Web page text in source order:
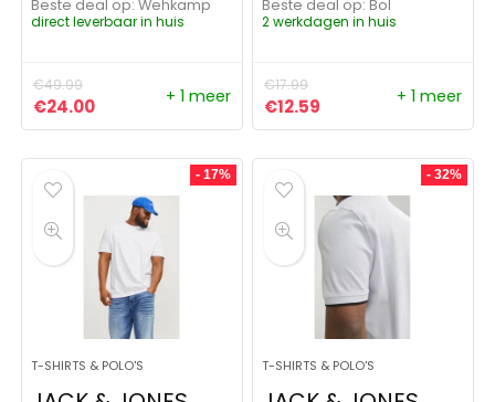
Beste deal op:
Wehkamp
direct leverbaar in huis
€49.99
Oorspronkelijke prijs was: €49.99.
€24.00Huidige prijs is: €24.00.
+ 1 meer
Beste deal op:
Bol
2 werkdagen in huis
€17.99
Oorspronkelijke prijs was:
€12.59 Huidige prijs is:
+ 1 meer
- 17%
T-SHIRTS & POLO'S
- 32%
T-SHIRTS & POLO'S